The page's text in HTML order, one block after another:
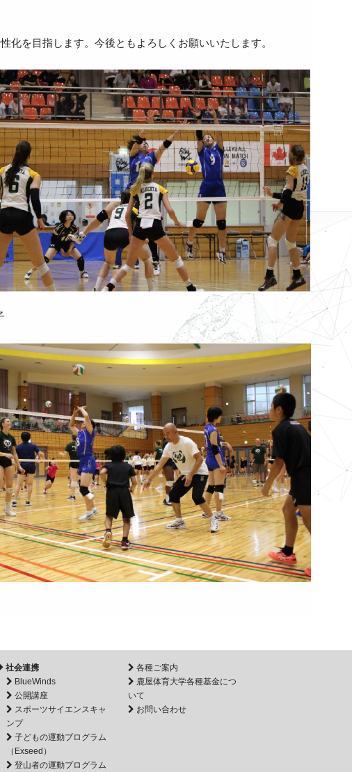
化を目指します。今後ともよろしくお願いいたします。
社会連携
BlueWinds
公開講座
スポーツサイエンスキャ
ンプ
子どもの運動プログラム
（Exseed）
登山者の運動プログラム
各種ご案内
鹿屋体育大学各種基金につ
いて
お問い合わせ